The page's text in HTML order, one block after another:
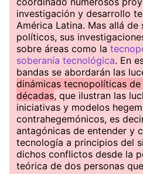
investigación y desarrollo
América Latina. Mas allá de
políticos, sus
sobre áreas como la
soberanía tecnológica. En
bandas se abordarán las
dinámicas tecnopolíticas
décadas, que ilustran las
iniciativas y modelos
contrahegemónicos, es
antagónicas de entender y
tecnología a principios del
dichos conflictos desde la
teórica de dos personas